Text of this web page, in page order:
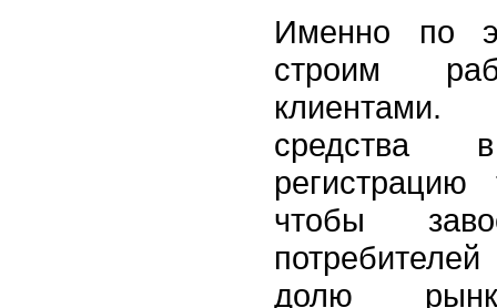
Именно по
строим
средства
чтобы
долю